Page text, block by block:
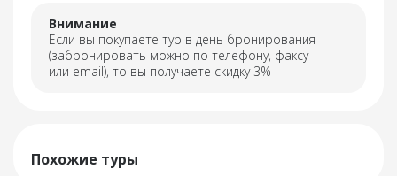
Внимание
Если вы покупаете тур в день бронирования
(забронировать можно по телефону, факсу
или email), то вы получаете скидку 3%
Похожие туры